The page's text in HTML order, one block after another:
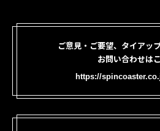
ご意見・ご要望、タイアッ
お問い合わせは
https://